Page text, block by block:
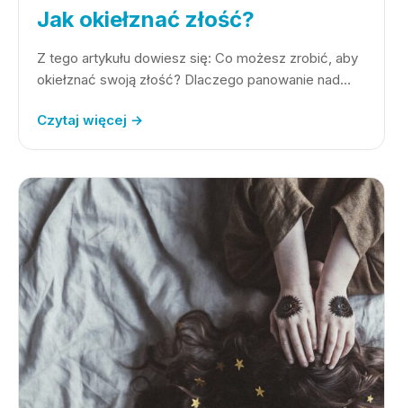
Jak okiełznać złość?
Z tego artykułu dowiesz się: Co możesz zrobić, aby
okiełznać swoją złość? Dlaczego panowanie nad…
Czytaj więcej →